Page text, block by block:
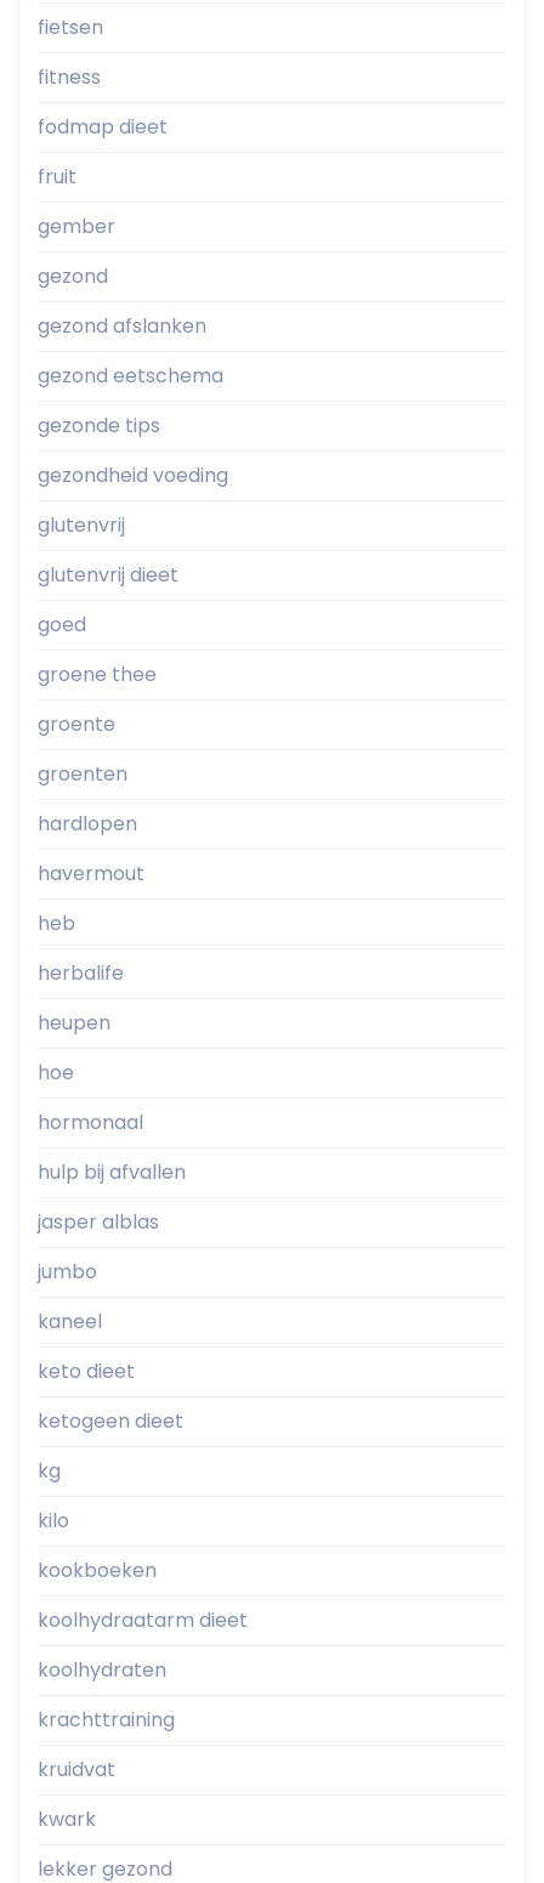
fietsen
fitness
fodmap dieet
fruit
gember
gezond
gezond afslanken
gezond eetschema
gezonde tips
gezondheid voeding
glutenvrij
glutenvrij dieet
goed
groene thee
groente
groenten
hardlopen
havermout
heb
herbalife
heupen
hoe
hormonaal
hulp bij afvallen
jasper alblas
jumbo
kaneel
keto dieet
ketogeen dieet
kg
kilo
kookboeken
koolhydraatarm dieet
koolhydraten
krachttraining
kruidvat
kwark
lekker gezond